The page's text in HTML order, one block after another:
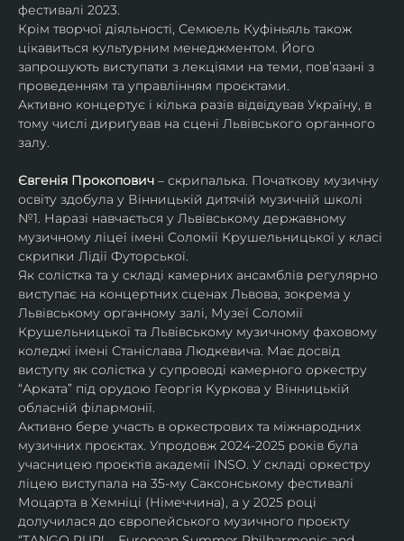
фестивалі 2023.
Крім творчої діяльності, Семюель Куфіньяль також
цікавиться культурним менеджментом. Його
запрошують виступати з лекціями на теми, пов’язані з
проведенням та управлінням проєктами.
Активно концертує і кілька разів відвідував Україну, в
тому числі дириґував на сцені Львівського органного
залу.
Євгенія Прокопович – скрипалька. Початкову музичну
освіту здобула у Вінницькій дитячій музичній школі
№1. Наразі навчається у Львівському державному
музичному ліцеї імені Соломії Крушельницької у класі
скрипки Лідії Футорської.
Як солістка та у складі камерних ансамблів регулярно
виступає на концертних сценах Львова, зокрема у
Львівському органному залі, Музеї Соломії
Крушельницької та Львівському музичному фаховому
коледжі імені Станіслава Людкевича. Має досвід
виступу як солістка у супроводі камерного оркестру
“Арката” під орудою Георгія Куркова у Вінницькій
обласній філармонії.
Активно бере участь в оркестрових та міжнародних
музичних проєктах. Упродовж 2024-2025 років була
учасницею проєктів академії INSO. У складі оркестру
ліцею виступала на 35-му Саксонському фестивалі
Моцарта в Хемніці (Німеччина), а у 2025 році
долучилася до європейського музичного проєкту